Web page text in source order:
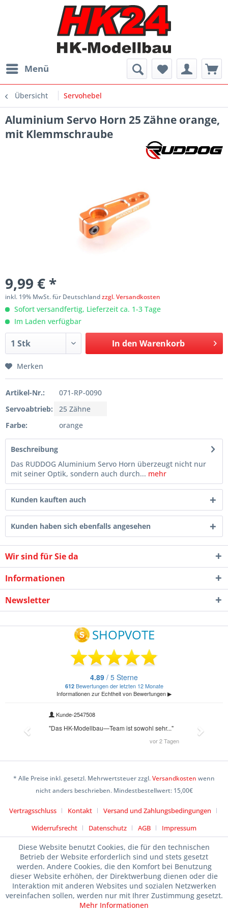
Menü
Übersicht Servohebel
Aluminium Servo Horn 25 Zähne orange,
mit Klemmschraube
9,99 € *
inkl. 19% MwSt. für Deutschlandzzgl. Versandkosten
Sofort versandfertig, Lieferzeit ca. 1-3 Tage
Im Laden verfügbar
In den Warenkorb
Merken
Artikel-Nr.:
071-RP-0090
Servoabtrieb:
25 Zähne
Farbe:
orange
Beschreibung
Das RUDDOG Aluminium Servo Horn überzeugt nicht nur
mit seiner Optik, sondern auch durch... mehr
Kunden kauften auch
Kunden haben sich ebenfalls angesehen
Wir sind für Sie da
Informationen
Newsletter
* Alle Preise inkl. gesetzl. Mehrwertsteuer zzgl.Versandkosten wenn
nicht anders beschrieben. Mindestbestellwert: 15,00€
Vertragsschluss Kontakt
Versand und Zahlungsbedingungen
Widerrufsrecht
Datenschutz AGB Impressum
Diese Website benutzt Cookies, die für den technischen
Betrieb der Website erforderlich sind und stets gesetzt
werden. Andere Cookies, die den Komfort bei Benutzung
dieser Website erhöhen, der Direktwerbung dienen oder die
Interaktion mit anderen Websites und sozialen Netzwerken
vereinfachen sollen, werden nur mit Ihrer Zustimmung gesetzt.
Mehr Informationen